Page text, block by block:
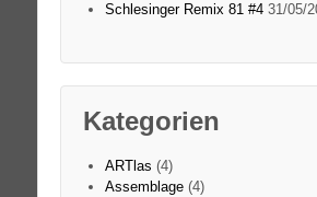
Schlesinger Remix 81 #4 31/05/
Kategorien
ARTlas (4)
Assemblage(4)